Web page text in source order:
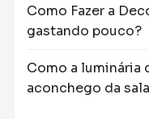
Como Fazer a
gastando pouco?
Como a
aconchego da